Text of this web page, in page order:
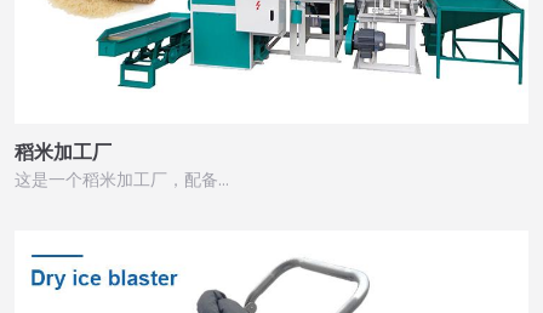
稻米加工厂
这是一个稻米加工厂，配备…